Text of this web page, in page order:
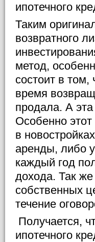
ипотечного
Таким
возвратного
метод,
состоит в том,
время
продала. А
Особенно этот
в
аренды, либо
каждый год
дохода. Так же
собственных
течение
Получается,
ипотечного